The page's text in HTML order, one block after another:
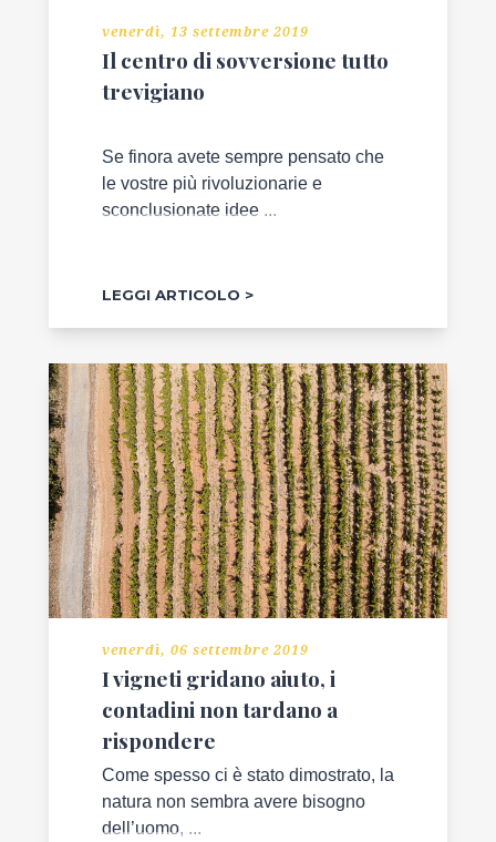
venerdì, 13 settembre 2019
Il centro di sovversione tutto
trevigiano
Se finora avete sempre pensato che
le vostre più rivoluzionarie e
sconclusionate idee ...
LEGGI ARTICOLO
venerdì, 06 settembre 2019
I vigneti gridano aiuto, i
contadini non tardano a
rispondere
Come spesso ci è stato dimostrato, la
natura non sembra avere bisogno
dell’uomo, ...